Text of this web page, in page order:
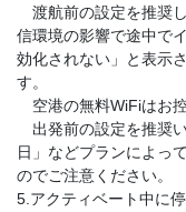
渡航前の設定を推奨
信環境の影響で途中で
効化されない」と表示
す。
空港の無料WiFiはお
出発前の設定を推奨
日」などプランによっ
のでご注意ください。
5.アクティベート中に